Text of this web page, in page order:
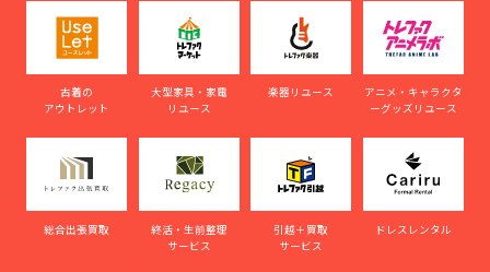
古着の
アウトレット
大型家具・家電
リユース
楽器リユース
アニメ・キャラクタ
ーグッズリユース
総合出張買取
終活・生前整理
サービス
引越＋買取
サービス
ドレスレンタル